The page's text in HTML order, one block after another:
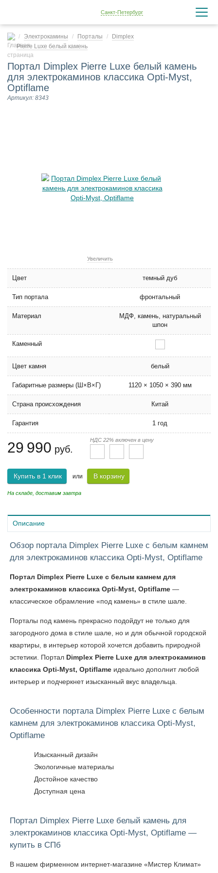
Санкт-Петербург
Электрокамины Порталы
Dimplex
Pierre Luxe белый камень
Портал Dimplex Pierre Luxe белый камень
для электрокаминов классика Opti-Myst,
Optiflame
Артикул: 8343
Увеличить
Цвет темный дуб
Тип портала фронтальный
Материал
МДФ, камень, натуральный
шпон
Каменный
Цвет камня белый
Габаритные размеры (Ш×В×Г) 1120 × 1050 × 390 мм
Страна происхождения Китай
Гарантия 1 год
29 990 руб.
НДС 22% включен в цену
Купить в 1 клик или В корзину
На складе, доставим завтра
Описание
Обзор портала Dimplex Pierre Luxe с белым камнем
для электрокаминов классика Opti-Myst, Optiflame
Портал Dimplex Pierre Luxe с белым камнем для
электрокаминов классика Opti-Myst, Optiflame —
классическое обрамление «под камень» в стиле шале.
Порталы под камень прекрасно подойдут не только для
загородного дома в стиле шале, но и для обычной городской
квартиры, в интерьер которой хочется добавить природной
эстетики. Портал Dimplex Pierre Luxe для электрокаминов
классика Opti-Myst, Optiflame идеально дополнит любой
интерьер и подчеркнет изысканный вкус владельца.
Особенности портала Dimplex Pierre Luxe с белым
камнем для электрокаминов классика Opti-Myst,
Optiflame
Изысканный дизайн
Экологичные материалы
Достойное качество
Доступная цена
Портал Dimplex Pierre Luxe белый камень для
электрокаминов классика Opti-Myst, Optiflame —
купить в СПб
В нашем фирменном интернет-магазине «Мистер Климат»